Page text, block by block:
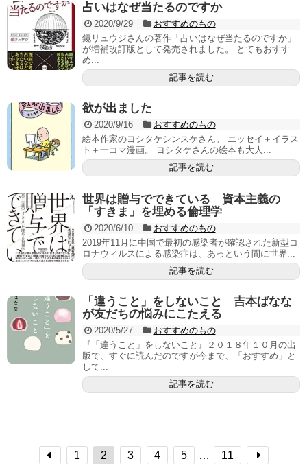
占いはなぜ当たるのですか
2020/9/29
おすすめのもの
鏡リュウジさんの著作「占いはなぜ当たるのですか」
が増補改訂版として発売されました。 とてもおすす
め...
記事を読む
欲が出ました
2020/9/16
おすすめのもの
絵本作家のヨシタケシンスケさん。 エッセイ＋イラス
ト＋一コマ漫画。 ヨシタケさんの絵本も大人...
記事を読む
世界は贈与でできている 資本主義の
「すきま」を埋める倫理学
2020/6/10
おすすめのもの
2019年11月に中国で最初の感染者が確認された新型コ
ロナウィルスによる感染症は、あっという間に世界...
記事を読む
「違うこと」をしないこと 吉本ばなな
が友だちの悩みにこたえる
2020/5/27
おすすめのもの
『「違うこと」をしないこと』２０１８年１０月の出
版で、すぐに読んだのですが今まで、「おすすめ」と
して...
記事を読む
1 2 3 4 5 … 11